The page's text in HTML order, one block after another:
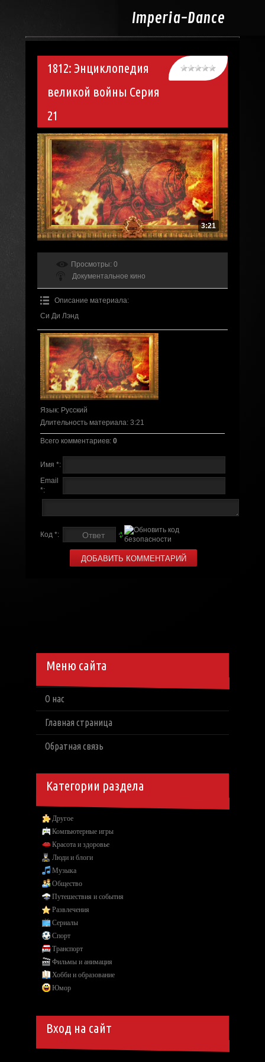
Imperia-Dance
1812: Энциклопедия
великой войны Серия
21
3:21
Просмотры: 0
Документальное кино
Описание материала:
Си Ди Лэнд
Язык: Русский
Длительность материала: 3:21
Всего комментариев: 0
Имя *:
Email
*:
Код *:
Меню сайта
О нас
Главная страница
Обратная связь
Категории раздела
Другое
Компьютерные игры
Красота и здоровье
Люди и блоги
Музыка
Общество
Путешествия и события
Развлечения
Сериалы
Спорт
Транспорт
Фильмы и анимация
Хобби и образование
Юмор
Вход на сайт